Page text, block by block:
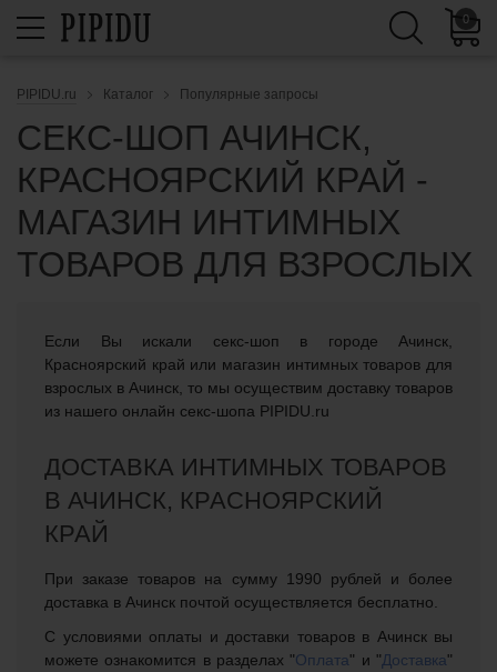
0
PIPIDU.ru Каталог Популярные запросы
СЕКС-ШОП АЧИНСК,
КРАСНОЯРСКИЙ КРАЙ -
МАГАЗИН ИНТИМНЫХ
ТОВАРОВ ДЛЯ ВЗРОСЛЫХ
Если Вы искали cекс-шоп в городе Ачинск,
Красноярский край или магазин интимных товаров для
взрослых в Ачинск, то мы осуществим доставку товаров
из нашего онлайн секс-шопа PIPIDU.ru
ДОСТАВКА ИНТИМНЫХ ТОВАРОВ
В АЧИНСК, КРАСНОЯРСКИЙ
КРАЙ
При заказе товаров на сумму 1990 рублей и более
доставка в Ачинск почтой осуществляется бесплатно.
С условиями оплаты и доставки товаров в Ачинск вы
можете ознакомится в разделах "Оплата" и "Доставка"